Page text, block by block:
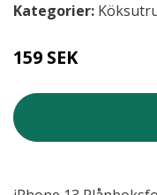
Kategorier:
159 SEK